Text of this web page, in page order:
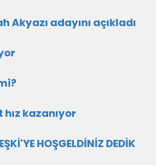
Akyazı adayını açıkladı
kazanıyor
HOŞGELDİNİZ DEDİK